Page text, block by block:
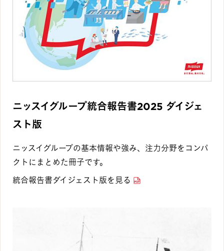
ニッスイグループ統合報告書2025 ダイジェ
スト版
ニッスイグループの基本情報や強み、注力分野をコンパ
クトにまとめた冊子です。
統合報告書ダイジェスト版を見る